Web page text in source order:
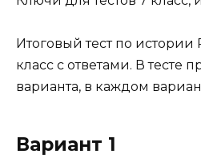
Итоговый тест по истории
класс с ответами. В тесте
варианта, в каждом
Вариант 1